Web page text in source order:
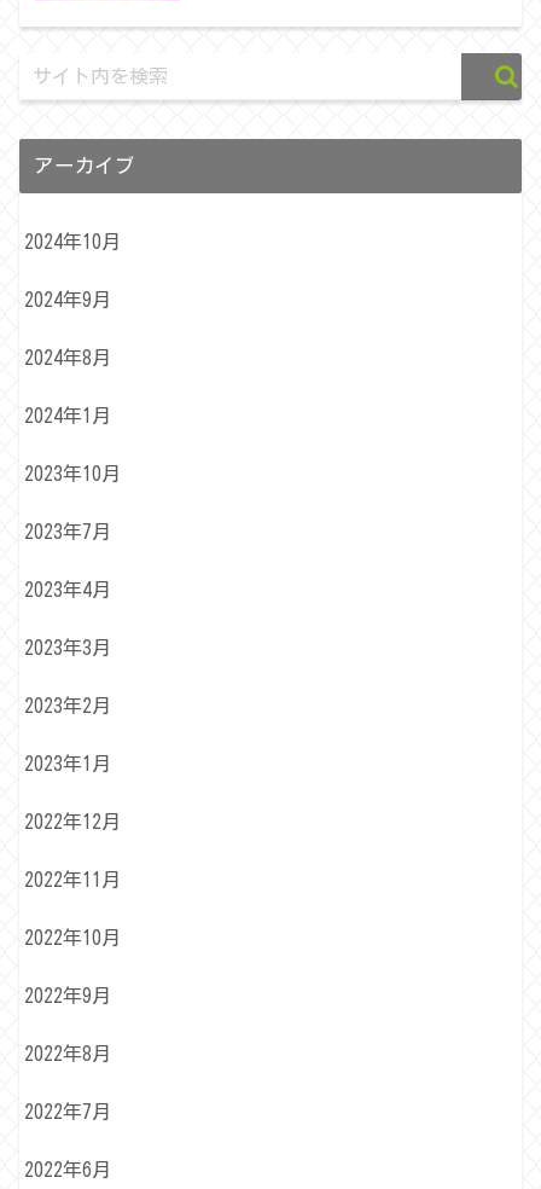
アーカイブ
2024年10月
2024年9月
2024年8月
2024年1月
2023年10月
2023年7月
2023年4月
2023年3月
2023年2月
2023年1月
2022年12月
2022年11月
2022年10月
2022年9月
2022年8月
2022年7月
2022年6月